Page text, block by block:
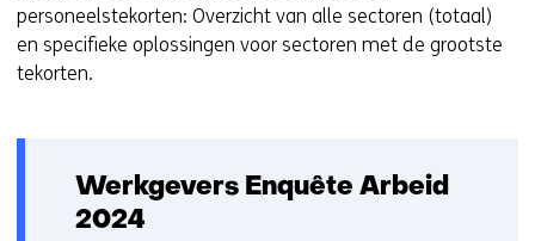
personeelstekorten: Overzicht van alle sectoren (totaal)
en specifieke oplossingen voor sectoren met de grootste
tekorten.
Werkgevers Enquête Arbeid
2024